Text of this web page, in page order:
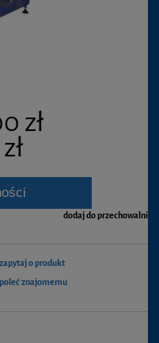
zł
dodaj do przechowalni
zapytaj o produkt
poleć znajomemu